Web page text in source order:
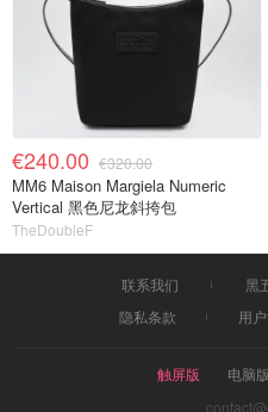
€240.00 €320.00
MM6 Maison Margiela Numeric
Vertical 黑色尼龙斜挎包
TheDoubleF
联系我们 黑
隐私条款
用
触屏版 电脑版